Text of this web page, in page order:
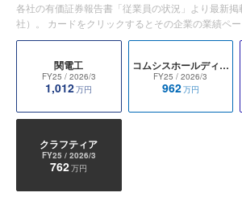
各社の有価証券報告書「従業員の状況」より最新掲
社）。 カードをクリックするとその企業の業績ペー
関電工
FY25 / 2026/3
1,012万円
コムシスホールディングス
FY25 / 2026/3
962万円
クラフティア
FY25 / 2026/3
762万円